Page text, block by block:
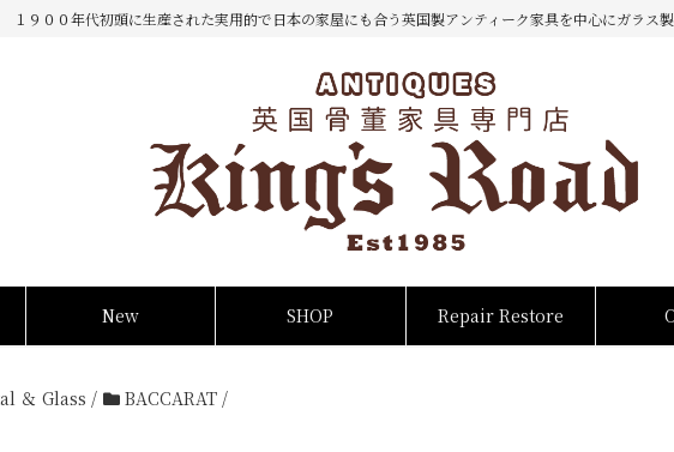
１９００年代初頭に生産された実用的で日本の家屋にも合う英国製アンティーク家具を中心にガラス
New SHOP Repair Restore
＆ Glass / BACCARAT /